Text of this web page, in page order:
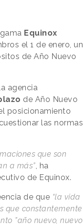
Equinox
el 1 de enero, un
de Año Nuevo
agencia
de Año Nuevo
posicionamiento
las normas
que son
a más” , ha
de Equinox.
de que “la vida
que constantemente
”año nuevo, nuevo